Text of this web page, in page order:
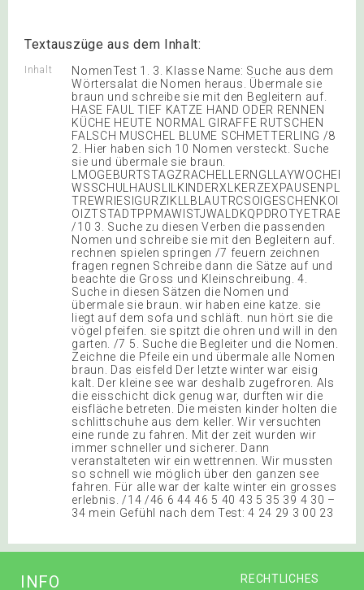
Textauszüge aus dem Inhalt:
Inhalt
NomenTest 1. 3. Klasse Name: Suche aus dem
Wörtersalat die Nomen heraus. Übermale sie
braun und schreibe sie mit den Begleitern auf.
HASE FAUL TIEF KATZE HAND ODER RENNEN
KÜCHE HEUTE NORMAL GIRAFFE RUTSCHEN
FALSCH MUSCHEL BLUME SCHMETTERLING /8
2. Hier haben sich 10 Nomen versteckt. Suche
sie und übermale sie braun.
LMOGEBURTSTAGZRACHELLERNGLLAYWOCHEFF
WSSCHULHAUSLILKINDERXLKERZEXPAUSENPLATZ
TREWRIESIGURZIKLLBLAUTRCSOIGESCHENKOILK
/10 3. Suche zu diesen Verben die passenden
Nomen und schreibe sie mit den Begleitern auf.
rechnen spielen springen /7 feuern zeichnen
fragen regnen Schreibe dann die Sätze auf und
beachte die Gross und Kleinschreibung. 4.
Suche in diesen Sätzen die Nomen und
übermale sie braun. wir haben eine katze. sie
liegt auf dem sofa und schläft. nun hört sie die
vögel pfeifen. sie spitzt die ohren und will in den
garten. /7 5. Suche die Begleiter und die Nomen.
Zeichne die Pfeile ein und übermale alle Nomen
braun. Das eisfeld Der letzte winter war eisig
kalt. Der kleine see war deshalb zugefroren. Als
die eisschicht dick genug war, durften wir die
eisfläche betreten. Die meisten kinder holten die
schlittschuhe aus dem keller. Wir versuchten
eine runde zu fahren. Mit der zeit wurden wir
immer schneller und sicherer. Dann
veranstalteten wir ein wettrennen. Wir mussten
so schnell wie möglich über den ganzen see
fahren. Für alle war der kalte winter ein grosses
erlebnis. /14 /46 6 44 46 5 40 43 5 35 39 4 30 –
34 mein Gefühl nach dem Test: 4 24 29 3 00 23
RECHTLICHES
INFO